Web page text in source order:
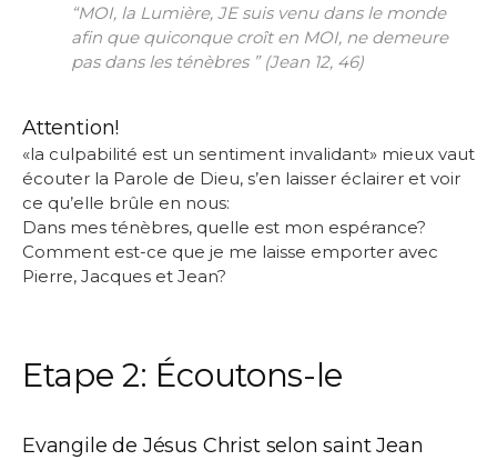
“MOI, la Lumière, JE suis venu dans le monde
afin que quiconque croît en MOI, ne demeure
pas dans les ténèbres ” (Jean 12, 46)
Attention!
«la culpabilité est un sentiment invalidant» mieux vaut
écouter la Parole de Dieu, s’en laisser éclairer et voir
ce qu’elle brûle en nous:
Dans mes ténèbres, quelle est mon espérance?
Comment est-ce que je me laisse emporter avec
Pierre, Jacques et Jean?
Etape 2: Écoutons-le
Evangile de Jésus Christ selon saint Jean